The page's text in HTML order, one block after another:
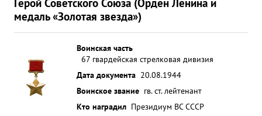
медаль «Золотая звезда»)
Воинская часть
67 гвардейская стрелковая дивизия
Дата документа 20.08.1944
Воинское звание гв. ст. лейтенант
Кто наградил Президиум ВС СССР